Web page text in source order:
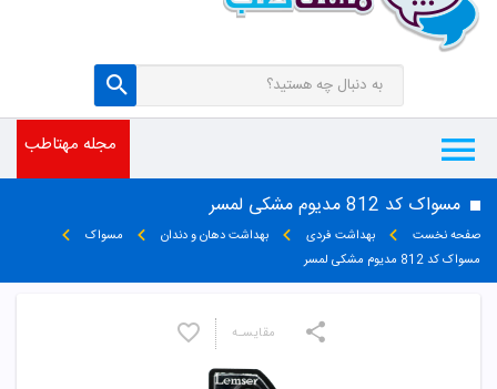
مجله مهتاطب
مسواک کد 812 مدیوم مشکی لمسر
صفحه نخست بهداشت فردی بهداشت دهان و دندان
مسواک
مسواک کد 812 مدیوم مشکی لمسر
مقایسـه